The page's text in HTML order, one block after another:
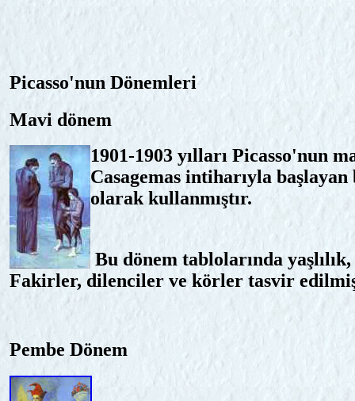
Picasso'nun Dönemleri
Mavi dönem
1901-1903 yılları Picasso'nun
Casagemas intiharıyla
olarak kullanmıştır.
Bu dönem tablolarında
Fakirler, dilenciler ve körler tasvir
Pembe Dönem